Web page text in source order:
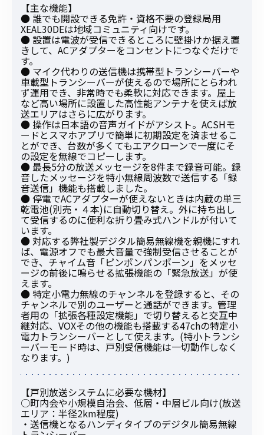
【主な機能】
● 誰でも開設できる免許・資格不要の登録局用
XEAL30DEは地域コミュニティ向けです。
● 設置は電波が受信できるところに壁掛けか据え置
きして、ACアダプターをコンセントにつなぐだけで
す。
● マイク代わりの送信機は携帯型トランシーバーや
車載型トランシーバーが使えるので場所にとらわれ
ず運用でき、非常時でも柔軟に対応できます。屋上
など高い場所に設置した高性能アンテナを使えば放
送エリアはさらに広がります。
● 操作は日本語の音声ガイドがアシスト。ACSHモ
ードとスマホアプリで簡単に初期設定を済ませるこ
とができ、台数が多くてもエアクローンで一度にそ
の設定を無線でコピーします。
● 最長5分の放送メッセージを8件まで録音可能。録
音したメッセージを特小無線周波数で送信する「録
音送信」機能も搭載しました。
● 停電でACアダプターが使えないときは内蔵の単三
乾電池(別売・４本)に自動切り替え。外に持ち出し
て受信するのに便利な折り畳み式ハンドルが付いて
います。
● 対応する弊社製デジタル簡易無線機を親機にすれ
ば、電源オフでも最大音量で強制受信させることが
でき、チャイム音「ピンポンパンポーン」をメッセ
ージの前後に鳴らせる拡張機能の「緊急放送」が使
えます。
● 特定小電力無線のチャンネルを登録すると、その
チャンネルで別のユーザーと通話ができます。管理
者用の「拡張各種設定機能」で切り替えると交互中
継対応、VOXその他の機能も搭載する47chの特定小
電力トランシーバーとして使えます。(特小トランシ
ーバーモード時は、戸別受信機能は一切動作しなく
なります。)
【戸別放送システムに必要な機材】
○町内会や小規模自治会、低層・中層ビル向け(放送
エリア：半径2km程度)
・送信機となるハンディタイプのデジタル簡易無線